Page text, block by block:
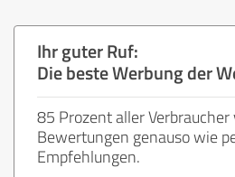
Ihr guter Ruf:
Die beste Werbung der
85 Prozent aller
Bewertungen genauso wie
Empfehlungen.